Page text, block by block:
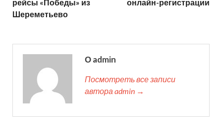
рейсы «Победы» из
Шереметьево
онлайн-регистрации
О admin
Посмотреть все записи
автора admin →